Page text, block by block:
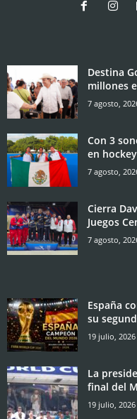
Destina
millones
7 agosto,
Con 3
en
7 agosto,
Cierra
Juegos
7 agosto,
España
su
19 julio, 2026
La
final del
19 julio, 2026